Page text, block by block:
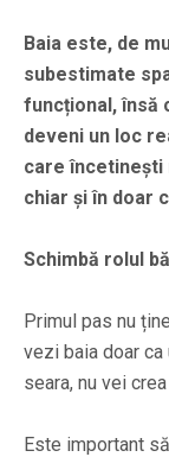
Baia este, de
subestimate
funcțional, însă
deveni un loc
care încetinești
chiar și în doar
Schimbă rolul
Primul pas nu
vezi baia doar
seara, nu vei
Este important